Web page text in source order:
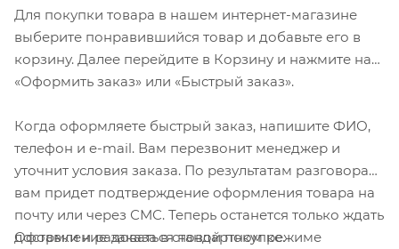
Для покупки товара в нашем интернет-магазине
выберите понравившийся товар и добавьте его в
корзину. Далее перейдите в Корзину и нажмите на
«Оформить заказ» или «Быстрый заказ».
Когда оформляете быстрый заказ, напишите ФИО,
телефон и e-mail. Вам перезвонит менеджер и
уточнит условия заказа. По результатам разговора
вам придет подтверждение оформления товара на
почту или через СМС. Теперь останется только ждать
доставки и радоваться новой покупке.
Оформление заказа в стандартном режиме